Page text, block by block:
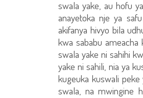
swala yake, au hofu
anayetoka nje ya
akifanya hivyo bila
kwa sababu
swala yake ni sahihi
yake ni sahili, nia ya
kugeuka kuswali
swala, na mwingine